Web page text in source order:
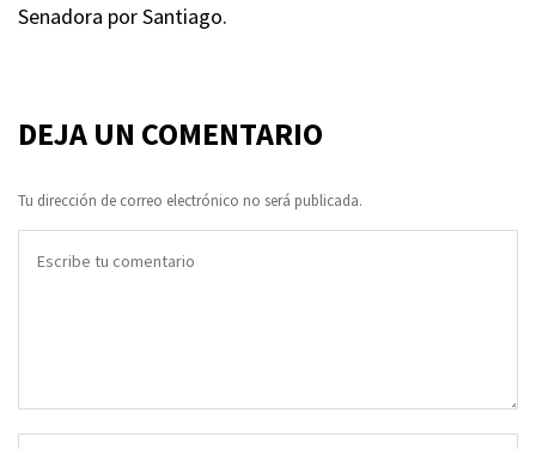
Senadora por Santiago.
DEJA UN COMENTARIO
Tu dirección de correo electrónico no será publicada.